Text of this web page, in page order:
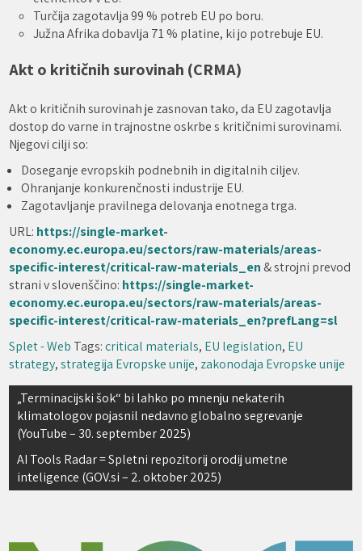
Turčija zagotavlja 99 % potreb EU po boru.
Južna Afrika dobavlja 71 % platine, ki jo potrebuje EU.
Akt o kritičnih surovinah (CRMA)
Akt o kritičnih surovinah je zasnovan tako, da EU zagotavlja
dostop do varne in trajnostne oskrbe s kritičnimi surovinami.
Njegovi cilji so:
Doseganje evropskih podnebnih in digitalnih ciljev.
Ohranjanje konkurenčnosti industrije EU.
Zagotavljanje pravilnega delovanja enotnega trga.
URL: https://single-market-
economy.ec.europa.eu/sectors/raw-materials/areas-
specific-interest/critical-raw-materials_en& strojni prevod
strani v slovenščino: https://single-market-
economy.ec.europa.eu/sectors/raw-materials/areas-
specific-interest/critical-raw-materials_en?prefLang=sl
Splet - Web Tags:critical materials, EU legislation, EU
strategy,strategija Evropske unije, zakonodaja Evropske unije
Navigacija
prispevka
„Terminacijski šok“ bi lahko po mnenju nekaterih
klimatologov pojasnil nedavno globalno segrevanje
(YouTube – 30. september 2025)
AI Tools Radar = Spletni repozitorij orodij umetne
inteligence (GOV.si – 2. oktober 2025)